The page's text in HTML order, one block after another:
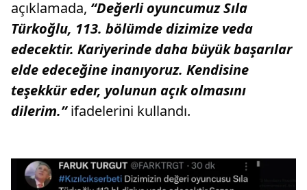
açıklamada, “Değerli oyuncumuz Sıla
Türkoğlu, 113. bölümde dizimize veda
edecektir. Kariyerinde daha büyük başarılar
elde edeceğine inanıyoruz. Kendisine
teşekkür eder, yolunun açık olmasını
dilerim.”ifadelerini kullandı.